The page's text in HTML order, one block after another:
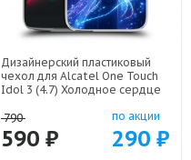
Дизайнерский пластиковый
чехол для Alcatel One Touch
Idol 3 (4.7) Холодное сердце
790
590 ₽
по акции
290 ₽